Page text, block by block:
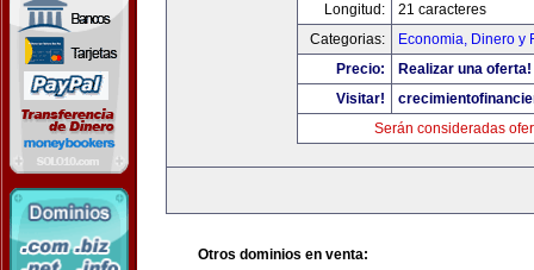
Longitud:
21 caracteres
Categorias:
Economia, Dinero y
Precio:
Realizar una oferta!
Visitar!
Serán consideradas
Otros dominios en venta: